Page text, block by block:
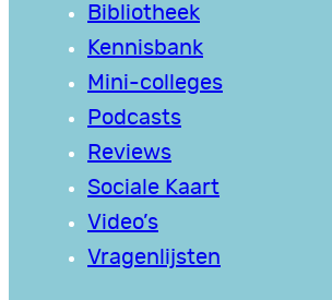
Bibliotheek
Kennisbank
Mini-colleges
Podcasts
Reviews
Sociale Kaart
Video’s
Vragenlijsten